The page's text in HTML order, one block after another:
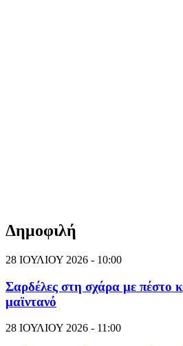
Δημοφιλή
28 ΙΟΥΛΙΟΥ 2026 - 10:00
Σαρδέλες στη σχάρα με πέστο
μαϊντανό
28 ΙΟΥΛΙΟΥ 2026 - 11:00